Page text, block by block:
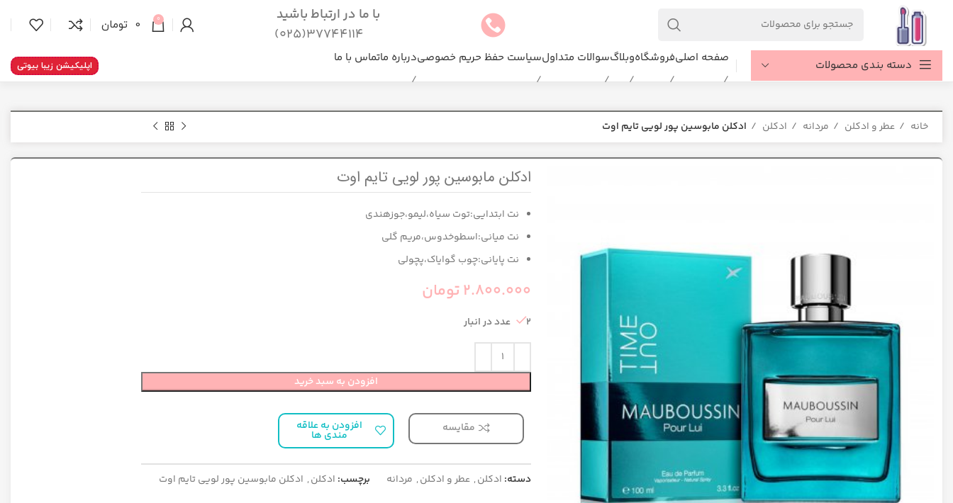
با ما در ارتباط باشید
37744114(025)
0
0 تومان
دسته بندی محصولات صفحه اصلیفروشگاهوبلاگسوالات متداولسیاست حفظ حریم خصوصیدرباره ماتماس با ما اپلیکیشن زیبا بیوتی
خانه عطر و ادکلن مردانه ادکلن ادکلن مابوسین پور لویی تایم اوت
ادکلن مابوسین پور لویی تایم اوت
نت ابتدایی:توت سیاه،لیمو،جوزهندی
نت میانی:اسطوخدوس،مریم گلی
نت پایانی:چوب گوایاک،پچولی
2.800.000تومان
2 عدد در انبار
افزودن به سبد خرید
مقایسه افزودن به علاقه
مندی ها
دسته: ادکلن, عطر و ادکلن, مردانه برچسب: ادکلن, ادکلن مابوسین پور لویی تایم اوت